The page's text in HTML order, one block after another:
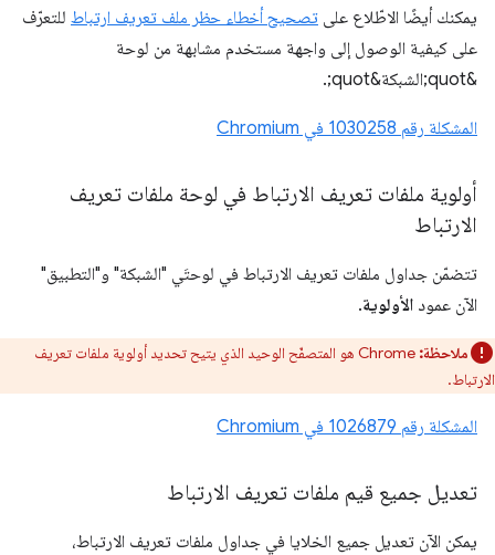
يمكنك أيضًا الاطّلاع على تصحيح أخطاء حظر ملف تعريف ارتباط للتعرّف
على كيفية الوصول إلى واجهة مستخدم مشابهة من لوحة
&quot;الشبكة&quot;.
المشكلة رقم 1030258 في Chromium
أولوية ملفات تعريف الارتباط في لوحة ملفات تعريف
الارتباط
تتضمّن جداول ملفات تعريف الارتباط في لوحتَي "الشبكة" و"التطبيق"
الآن عمود الأولوية.
ملاحظة:
Chrome هو المتصفّح الوحيد الذي يتيح تحديد أولوية ملفات تعريف
الارتباط.
المشكلة رقم ‎1026879 في Chromium
تعديل جميع قيم ملفات تعريف الارتباط
يمكن الآن تعديل جميع الخلايا في جداول ملفات تعريف الارتباط،